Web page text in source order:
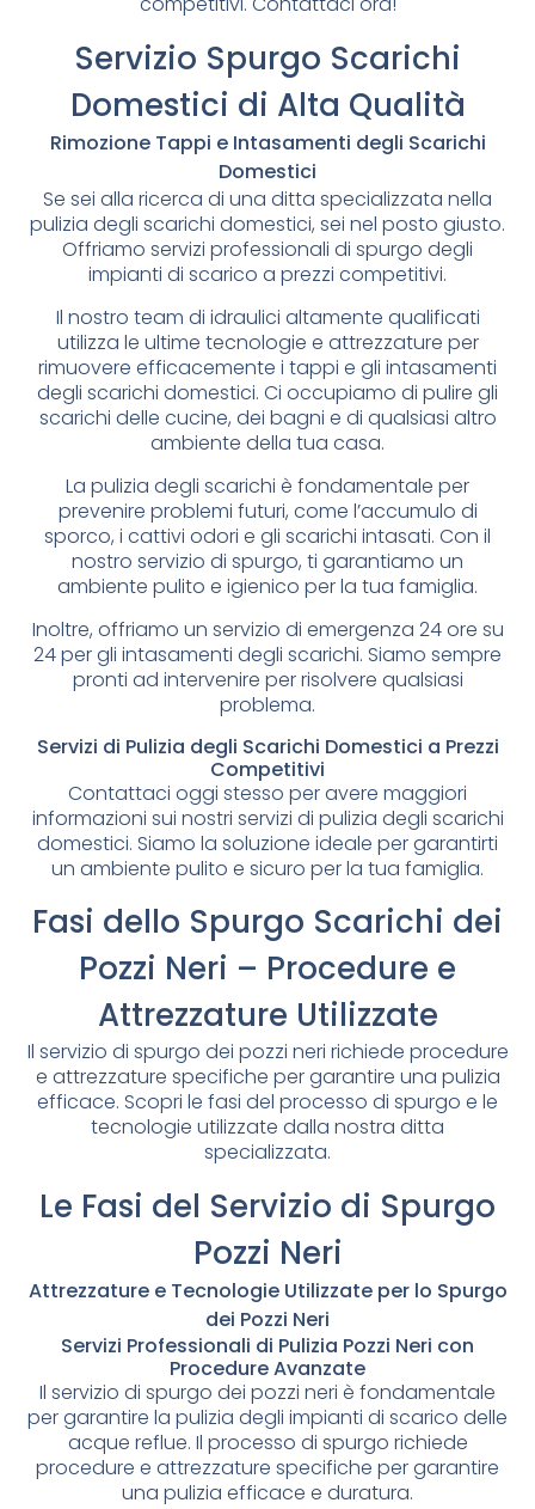
Servizio Spurgo Scarichi
Domestici di Alta Qualità
Rimozione Tappi e Intasamenti degli Scarichi
Domestici
Se sei alla ricerca di una ditta specializzata nella
pulizia degli scarichi domestici, sei nel posto giusto.
Offriamo servizi professionali di spurgo degli
impianti di scarico a prezzi competitivi.
Il nostro team di idraulici altamente qualificati
utilizza le ultime tecnologie e attrezzature per
rimuovere efficacemente i tappi e gli intasamenti
degli scarichi domestici. Ci occupiamo di pulire gli
scarichi delle cucine, dei bagni e di qualsiasi altro
ambiente della tua casa.
La pulizia degli scarichi è fondamentale per
prevenire problemi futuri, come l’accumulo di
sporco, i cattivi odori e gli scarichi intasati. Con il
nostro servizio di spurgo, ti garantiamo un
ambiente pulito e igienico per la tua famiglia.
Inoltre, offriamo un servizio di emergenza 24 ore su
24 per gli intasamenti degli scarichi. Siamo sempre
pronti ad intervenire per risolvere qualsiasi
problema.
Servizi di Pulizia degli Scarichi Domestici a Prezzi
Competitivi
Contattaci oggi stesso per avere maggiori
informazioni sui nostri servizi di pulizia degli scarichi
domestici. Siamo la soluzione ideale per garantirti
un ambiente pulito e sicuro per la tua famiglia.
Fasi dello Spurgo Scarichi dei
Pozzi Neri – Procedure e
Attrezzature Utilizzate
Il servizio di spurgo dei pozzi neri richiede procedure
e attrezzature specifiche per garantire una pulizia
efficace. Scopri le fasi del processo di spurgo e le
tecnologie utilizzate dalla nostra ditta
specializzata.
Le Fasi del Servizio di Spurgo
Pozzi Neri
Attrezzature e Tecnologie Utilizzate per lo Spurgo
dei Pozzi Neri
Servizi Professionali di Pulizia Pozzi Neri con
Procedure Avanzate
Il servizio di spurgo dei pozzi neri è fondamentale
per garantire la pulizia degli impianti di scarico delle
acque reflue. Il processo di spurgo richiede
procedure e attrezzature specifiche per garantire
una pulizia efficace e duratura.